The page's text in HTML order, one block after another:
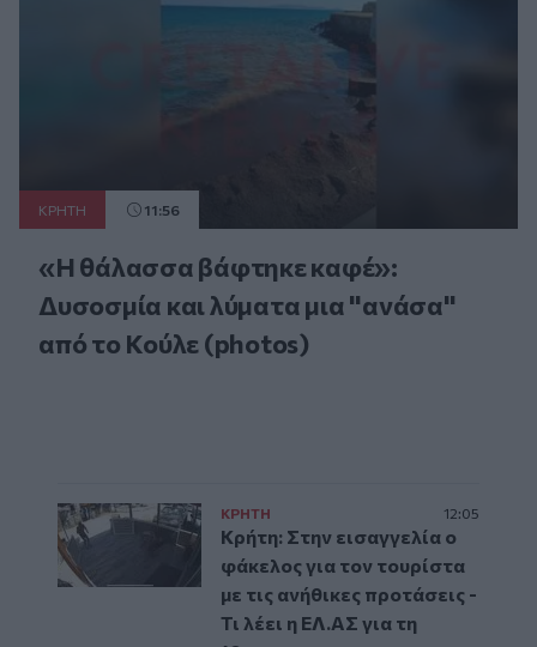
ΚΡΗΤΗ 11:56
«Η θάλασσα βάφτηκε καφέ»:
Δυσοσμία και λύματα μια "ανάσα"
από το Κούλε (photos)
ΚΡΗΤΗ 12:05
Κρήτη: Στην εισαγγελία ο
φάκελος για τον τουρίστα
με τις ανήθικες προτάσεις -
Τι λέει η ΕΛ.ΑΣ για τη